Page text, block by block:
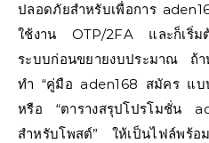
ปลอดภัยสำหรับเพื่อการ
ใช้งาน OTP/2FA และก็เริ่มต้
ระบบก่อนขยายงบประมาณ ถ้
ทำ “คู่มือ aden168 สมัคร แบ
หรือ “ตารางสรุปโปรโมชั่น
สำหรับโพสต์” ให้เป็นไฟล์พร้